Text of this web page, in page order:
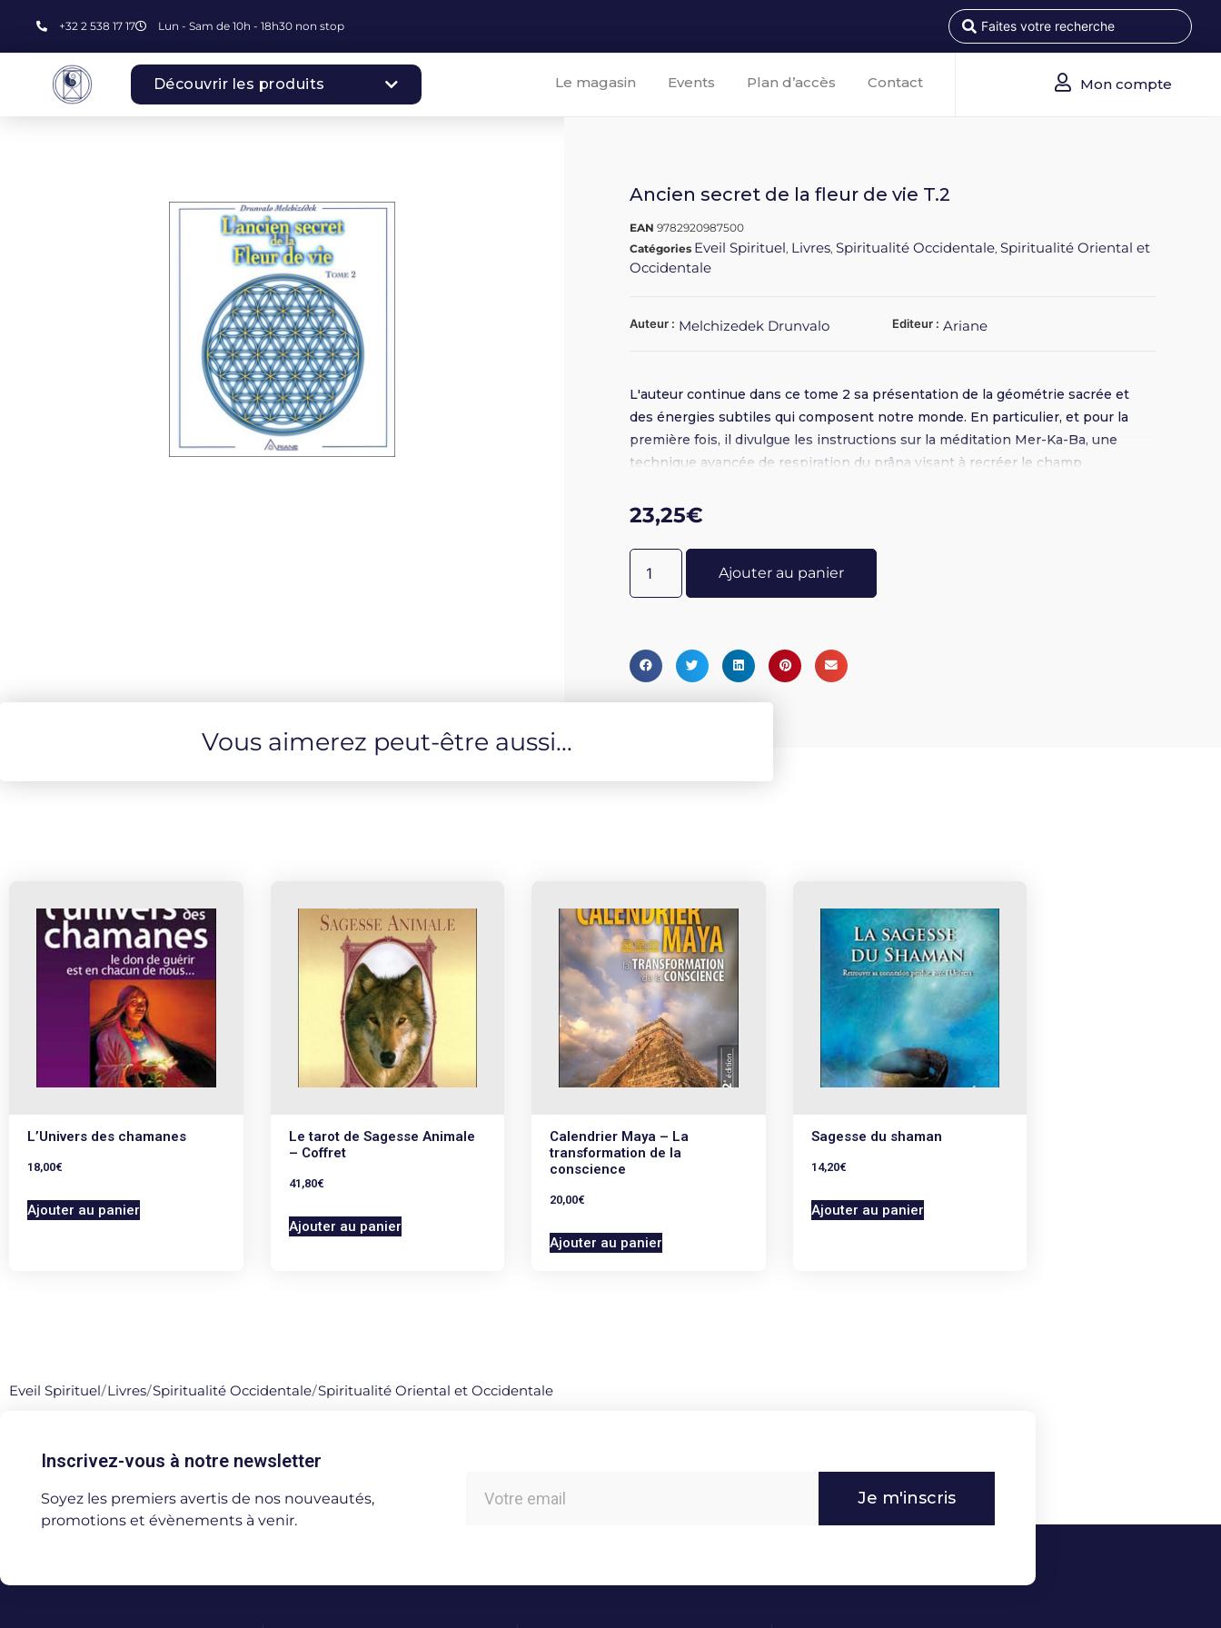
+32 2 538 17 17 Lun - Sam de 10h - 18h30 non stop
Découvrir les produits Le magasin Events Plan d’accès Contact Mon compte
Ancien secret de la fleur de vie T.2
EAN9782920987500
Catégories Eveil Spirituel, Livres,Spiritualité Occidentale,Spiritualité Oriental et
Occidentale
Auteur : Melchizedek Drunvalo Editeur : Ariane
L'auteur continue dans ce tome 2 sa présentation de la géométrie sacrée et
des énergies subtiles qui composent notre monde. En particulier, et pour la
première fois, il divulgue les instructions sur la méditation Mer-Ka-Ba, une
technique avancée de respiration du prâna visant à recréer le champ
23,25€
Ajouter au panier
Vous aimerez peut-être aussi...
L’Univers des chamanes
18,00€
Ajouter au panier
Le tarot de Sagesse Animale
– Coffret
41,80€
Ajouter au panier
Calendrier Maya – La
transformation de la
conscience
20,00€
Ajouter au panier
Sagesse du shaman
14,20€
Ajouter au panier
Eveil Spirituel/Livres/Spiritualité Occidentale/Spiritualité Oriental et Occidentale
Inscrivez-vous à notre newsletter
Soyez les premiers avertis de nos nouveautés,
promotions et évènements à venir.
Je m'inscris